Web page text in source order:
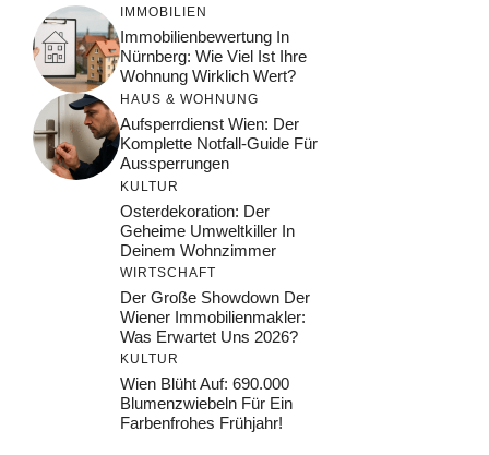
IMMOBILIEN
Immobilienbewertung In
Nürnberg: Wie Viel Ist Ihre
Wohnung Wirklich Wert?
HAUS & WOHNUNG
Aufsperrdienst Wien: Der
Komplette Notfall-Guide Für
Aussperrungen
KULTUR
Osterdekoration: Der
Geheime Umweltkiller In
Deinem Wohnzimmer
WIRTSCHAFT
Der Große Showdown Der
Wiener Immobilienmakler:
Was Erwartet Uns 2026?
KULTUR
Wien Blüht Auf: 690.000
Blumenzwiebeln Für Ein
Farbenfrohes Frühjahr!